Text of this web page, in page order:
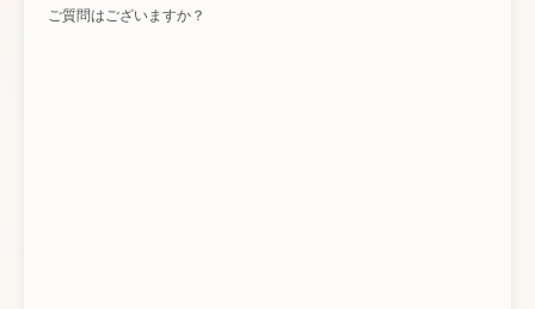
ご質問はございますか？